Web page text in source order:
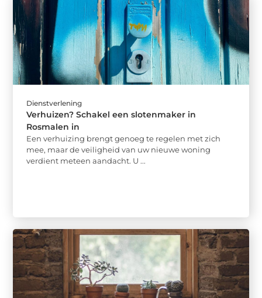
Dienstverlening
Verhuizen? Schakel een slotenmaker in
Rosmalen in
Een verhuizing brengt genoeg te regelen met zich
mee, maar de veiligheid van uw nieuwe woning
verdient meteen aandacht. U ...